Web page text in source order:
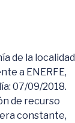
de la localidad
a ENERFE,
07/09/2018.
de recurso
constante,